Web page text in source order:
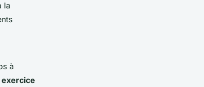
la
à
exercice